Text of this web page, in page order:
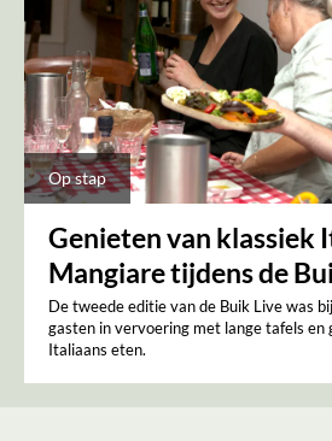
Op stap
Genieten van klassiek
Mangiare tijdens de
De tweede editie van de Buik Live was
gasten in vervoering met lange tafels en
Italiaans eten.